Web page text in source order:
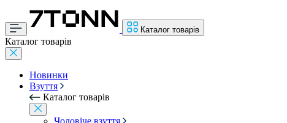
Каталог товарів
Каталог товарів
Новинки
Взуття
Каталог товарів
Чоловіче взуття